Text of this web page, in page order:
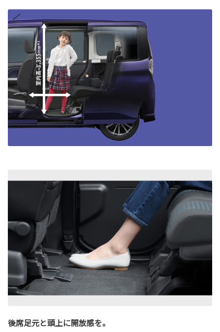
後席足元と頭上に開放感を。